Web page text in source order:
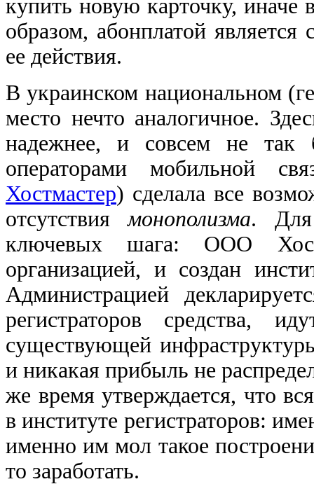
купить новую карточку, иначе
образом, абонплатой является
ее действия.
В украинском национальном
место нечто аналогичное.
надежнее, и совсем не так
операторами мобильной
Хостмастер) сделала все
отсутствиямонополизма. Для
ключевых шага: ООО
организацией, и создан
Администрацией
регистраторов средства,
существующей
и никакая прибыль не
же время утверждается, что
в институте регистраторов:
именно им мол такое
то заработать.